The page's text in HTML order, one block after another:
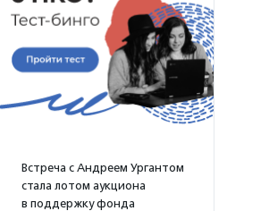
Встреча с Андреем Ургантом
стала лотом аукциона
в поддержку фонда